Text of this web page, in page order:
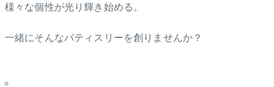
様々な個性が光り輝き始める。
一緒にそんなパティスリーを創りませんか？